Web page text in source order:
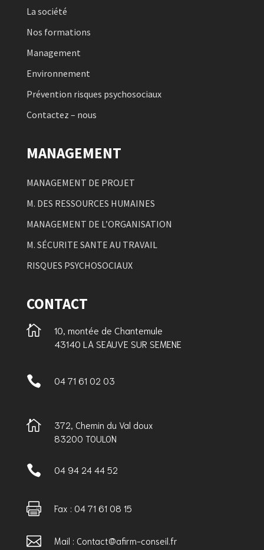
La société
Nos formations
Management
Environnement
Prévention risques psychosociaux
Contactez – nous
MANAGEMENT
MANAGEMENT DE PROJET
M. DES RESSOURCES HUMAINES
MANAGEMENT DE L’ORGANISATION
M. SÉCURITE SANTE AU TRAVAIL
RISQUES PSYCHOSOCIAUX
CONTACT

10, montée de Chantemule
43140 LA SEAUVE SUR SEMENE
 04 71 61 02 03

372, Chemin du Val doux
83200 TOULON
 04 94 24 44 52
 Fax : 04 71 61 08 15
 Mail : Contact@afirm-conseil.fr